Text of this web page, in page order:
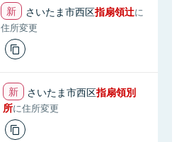
さいたま市西区指扇領辻に
住所変更
さいたま市西区指扇領別
所に住所変更